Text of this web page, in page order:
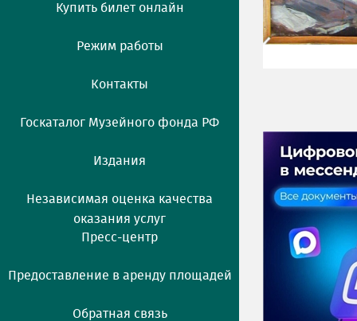
Купить билет онлайн
Режим работы
Контакты
Госкаталог Музейного фонда РФ
Издания
Независимая оценка качества
оказания услуг
Пресс-центр
Предоставление в аренду площадей
Обратная связь